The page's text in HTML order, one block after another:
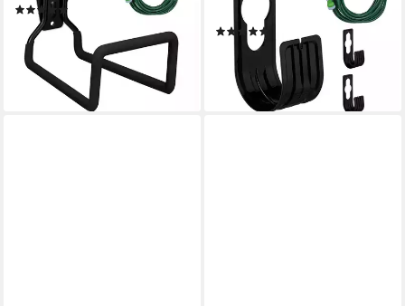
9,99 € UVP
-67%
lieferbar - in 2-3 Werktagen bei dir
(4er Set, 4-tlg., 4er Set)
10,99 € UVP29,99 €
-63%
lieferbar - in 2-3 Werktagen bei dir